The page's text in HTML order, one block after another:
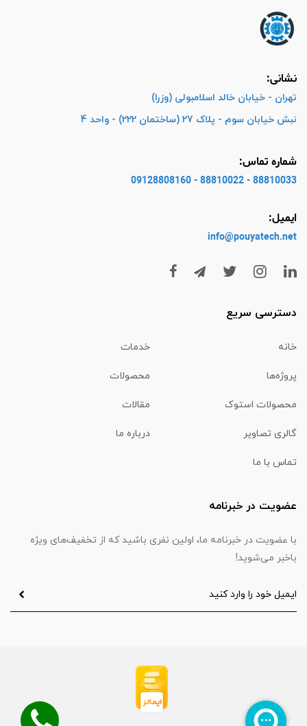
نشانی:
تهران - خیابان خالد اسلامبولی (وزرا)
نبش خیابان سوم - پلاک 27 (ساختمان 222) - واحد 4
شماره تماس:
88810033 - 88810022 - 09128808160
ایمیل:
info@pouyatech.net
دسترسی سریع
خانه خدمات
پروژه‌ها محصولات
محصولات استوک مقالات
گالری تصاویر درباره ما
تماس با ما
عضویت در خبرنامه
با عضویت در خبرنامه ما، اولین نفری باشید که از تخفیف‌های ویژه
باخبر می‌شوید!